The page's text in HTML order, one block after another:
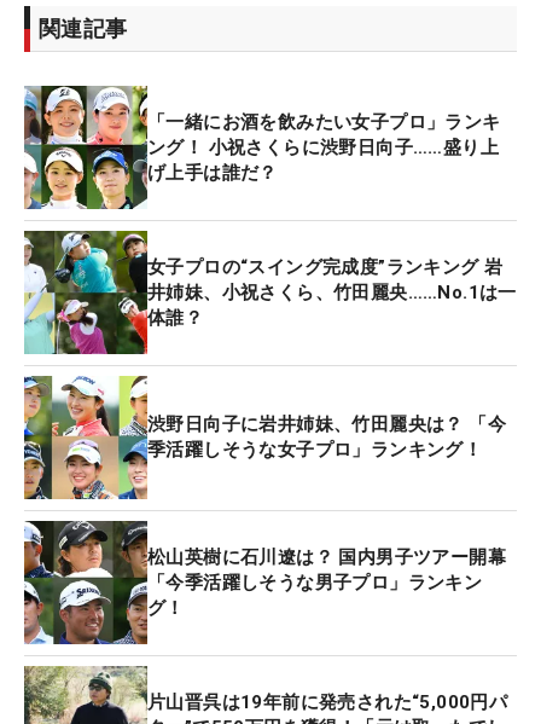
関連記事
「一緒にお酒を飲みたい女子プロ」ランキ
ング！ 小祝さくらに渋野日向子……盛り上
げ上手は誰だ？
女子プロの“スイング完成度”ランキング 岩
井姉妹、小祝さくら、竹田麗央……No.1は一
体誰？
渋野日向子に岩井姉妹、竹田麗央は？ 「今
季活躍しそうな女子プロ」ランキング！
松山英樹に石川遼は？ 国内男子ツアー開幕
「今季活躍しそうな男子プロ」ランキン
グ！
片山晋呉は19年前に発売された“5,000円パ